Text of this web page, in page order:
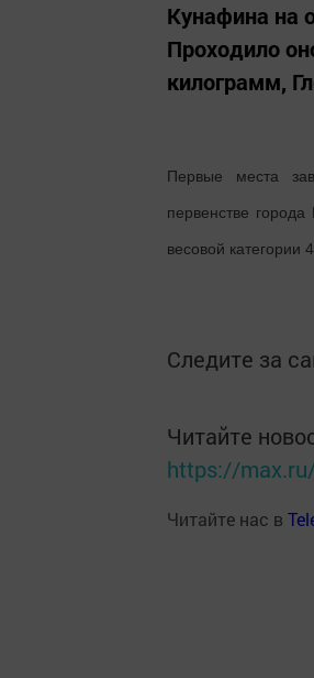
Кунафина на
Проходило
килограмм,
Первые места
первенстве
весовой категории
Следите за
Читайте
https://
Читайте нас в